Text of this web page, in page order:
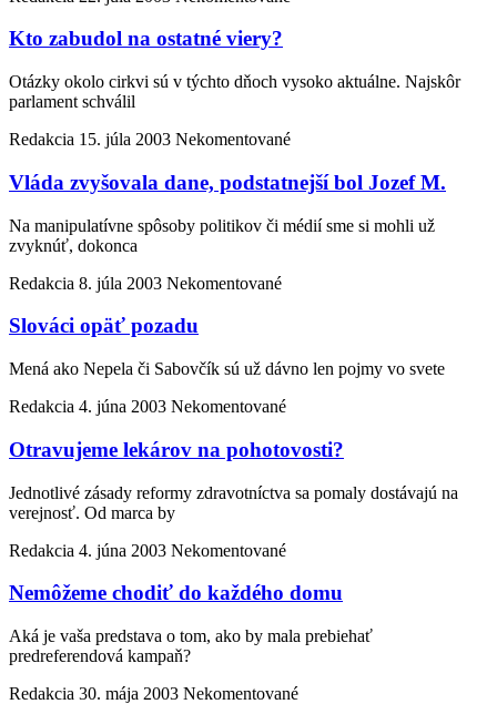
Kto zabudol na ostatné viery?
Otázky okolo cirkvi sú v týchto dňoch vysoko aktuálne. Najskôr
parlament schválil
Redakcia 15. júla 2003 Nekomentované
Vláda zvyšovala dane, podstatnejší bol Jozef M.
Na manipulatívne spôsoby politikov či médií sme si mohli už
zvyknúť, dokonca
Redakcia 8. júla 2003 Nekomentované
Slováci opäť pozadu
Mená ako Nepela či Sabovčík sú už dávno len pojmy vo svete
Redakcia 4. júna 2003 Nekomentované
Otravujeme lekárov na pohotovosti?
Jednotlivé zásady reformy zdravotníctva sa pomaly dostávajú na
verejnosť. Od marca by
Redakcia 4. júna 2003 Nekomentované
Nemôžeme chodiť do každého domu
Aká je vaša predstava o tom, ako by mala prebiehať
predreferendová kampaň?
Redakcia 30. mája 2003 Nekomentované